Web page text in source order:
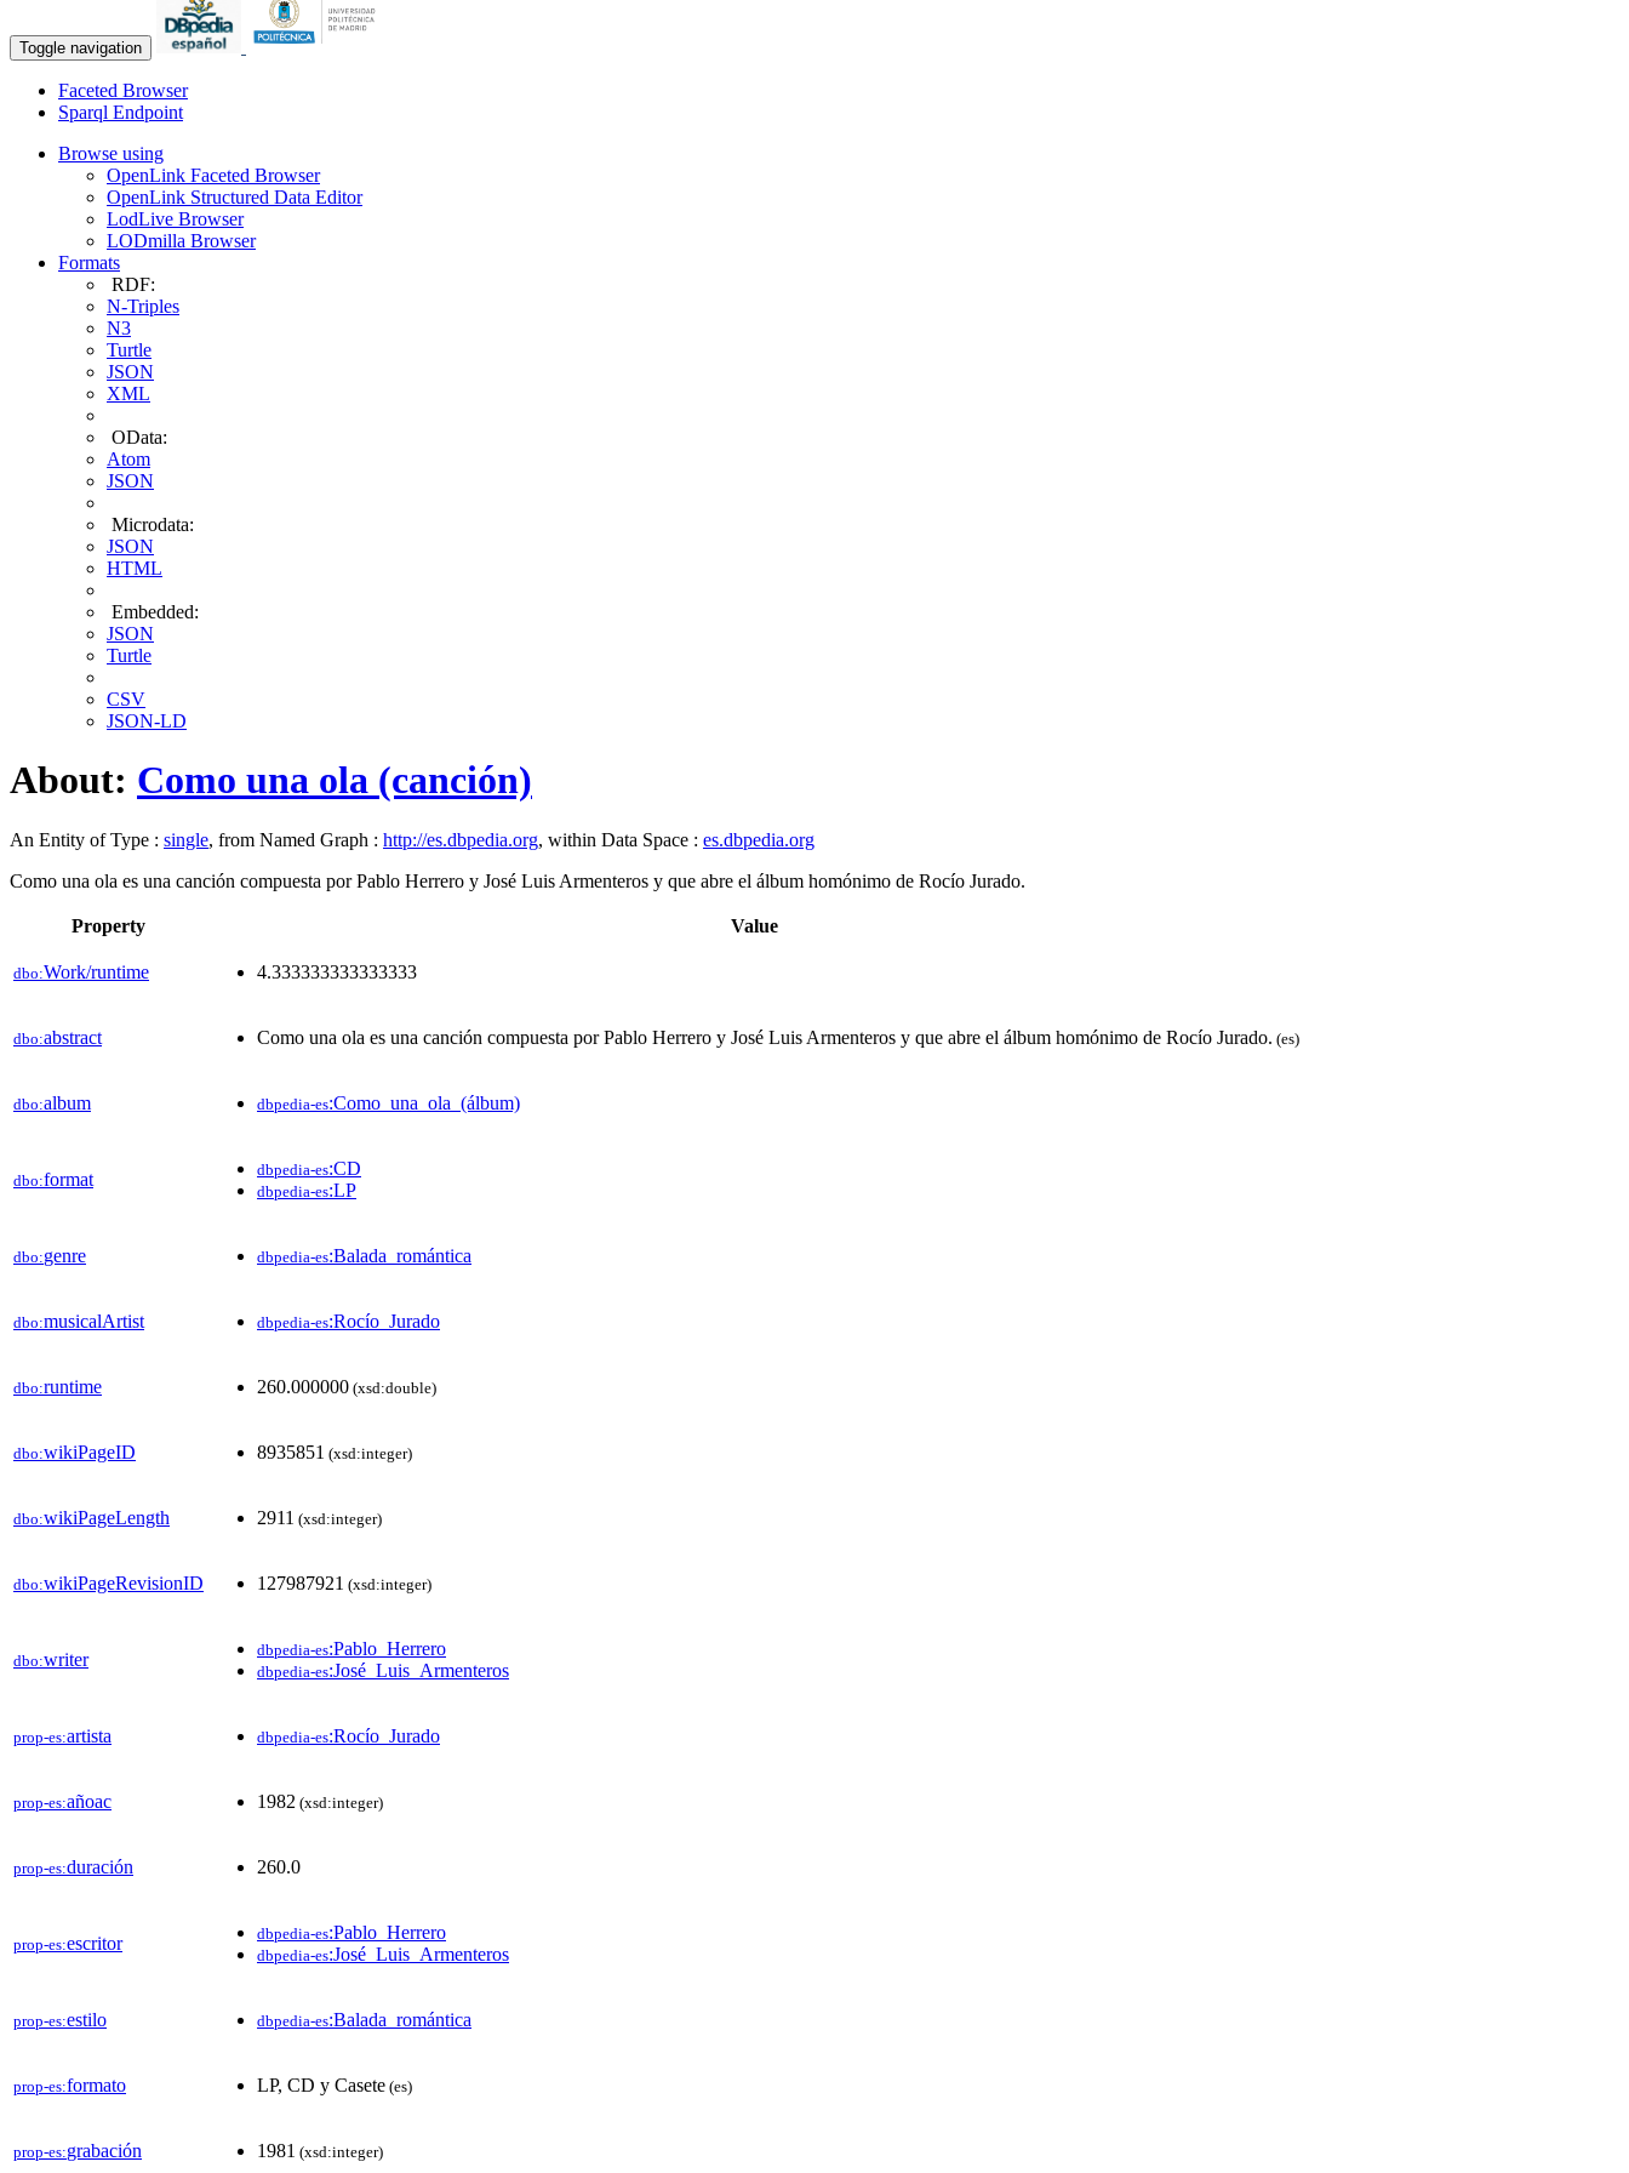
Toggle navigation
Faceted Browser
Sparql Endpoint
Browse using
OpenLink Faceted Browser
OpenLink Structured Data Editor
LodLive Browser
LODmilla Browser
Formats
RDF:
N-Triples
N3
Turtle
JSON
XML
OData:
Atom
JSON
Microdata:
JSON
HTML
Embedded:
JSON
Turtle
CSV
JSON-LD
About: Como una ola (canción)
An Entity of Type : single, from Named Graph : http://es.dbpedia.org, within Data Space : es.dbpedia.org
Como una ola es una canción compuesta por Pablo Herrero y José Luis Armenteros y que abre el álbum homónimo de Rocío Jurado.
Property Value
dbo:Work/runtime 4.333333333333333
dbo:abstract Como una ola es una canción compuesta por Pablo Herrero y José Luis Armenteros y que abre el álbum homónimo de Rocío Jurado. (es)
dbo:album dbpedia-es:Como_una_ola_(álbum)
dbo:format dbpedia-es:CD
dbpedia-es:LP
dbo:genre dbpedia-es:Balada_romántica
dbo:musicalArtist dbpedia-es:Rocío_Jurado
dbo:runtime 260.000000 (xsd:double)
dbo:wikiPageID 8935851 (xsd:integer)
dbo:wikiPageLength 2911 (xsd:integer)
dbo:wikiPageRevisionID 127987921 (xsd:integer)
dbo:writer dbpedia-es:Pablo_Herrero
dbpedia-es:José_Luis_Armenteros
prop-es:artista dbpedia-es:Rocío_Jurado
prop-es:añoac 1982 (xsd:integer)
prop-es:duración 260.0
prop-es:escritor dbpedia-es:Pablo_Herrero
dbpedia-es:José_Luis_Armenteros
prop-es:estilo dbpedia-es:Balada_romántica
prop-es:formato LP, CD y Casete (es)
prop-es:grabación 1981 (xsd:integer)